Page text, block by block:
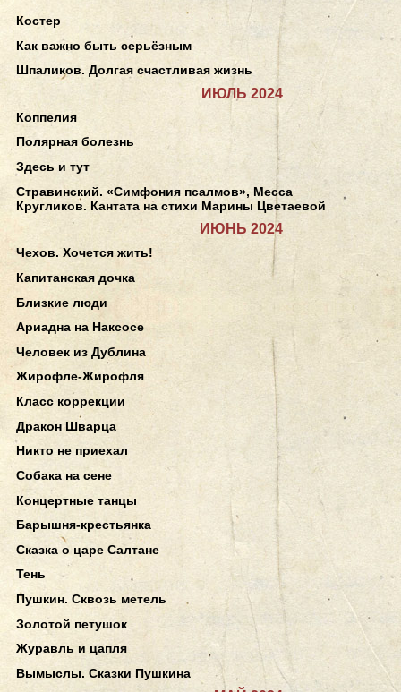
Костер
Как важно быть серьёзным
Шпаликов. Долгая счастливая жизнь
ИЮЛЬ 2024
Коппелия
Полярная болезнь
Здесь и тут
Стравинский. «Симфония псалмов», Месса
Кругликов. Кантата на стихи Марины Цветаевой
ИЮНЬ 2024
Чехов. Хочется жить!
Капитанская дочка
Близкие люди
Ариадна на Наксосе
Человек из Дублина
Жирофле-Жирофля
Класс коррекции
Дракон Шварца
Никто не приехал
Собака на сене
Концертные танцы
Барышня-крестьянка
Сказка о царе Салтане
Тень
Пушкин. Сквозь метель
Золотой петушок
Журавль и цапля
Вымыслы. Сказки Пушкина